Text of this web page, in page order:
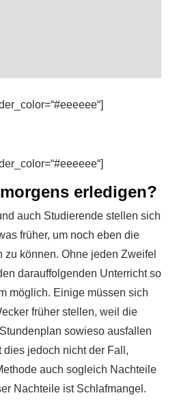
erledigen?
auch Studierende stellen sich
früher, um noch eben die
zu können. Ohne jeden Zweifel
darauffolgenden Unterricht so
möglich. Einige müssen sich
früher stellen, weil die
sowieso ausfallen
dies jedoch nicht der Fall,
auch sogleich Nachteile
Nachteile ist Schlafmangel.